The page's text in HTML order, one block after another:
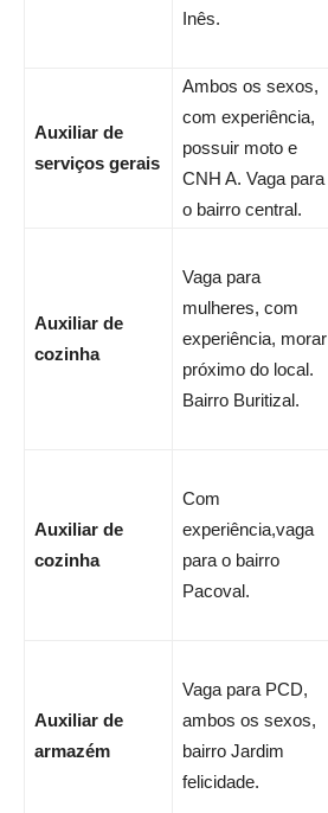
Inês.
Auxiliar de
serviços gerais
Ambos os sexos,
com experiência,
possuir moto e
CNH A. Vaga para
o bairro central.
Auxiliar de
cozinha
Vaga para
mulheres, com
experiência, morar
próximo do local.
Bairro Buritizal.
Auxiliar de
cozinha
Com
experiência,vaga
para o bairro
Pacoval.
Auxiliar de
armazém
Vaga para PCD,
ambos os sexos,
bairro Jardim
felicidade.